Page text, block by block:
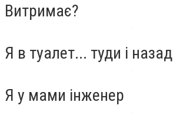
Витримає?
Я в туалет... туди і назад
Я у мами інженер